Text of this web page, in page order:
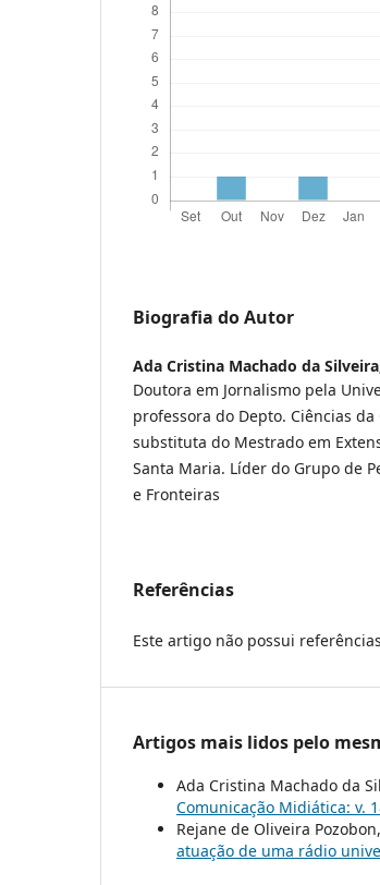
Biografia do Autor
Ada Cristina Machado da
Doutora em Jornalismo pela
professora do Depto. Ciências
substituta do Mestrado em
Santa Maria. Líder do Grupo de
e Fronteiras
Referências
Este artigo não possui referências
Artigos mais lidos pelo
Ada Cristina Machado da
Comunicação Midiática: v.
Rejane de Oliveira
atuação de uma rádio